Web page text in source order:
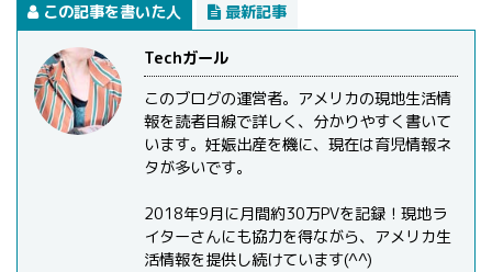
この記事を書いた人 最新記事
Techガール
このブログの運営者。アメリカの現地生活情
報を読者目線で詳しく、分かりやすく書いて
います。妊娠出産を機に、現在は育児情報ネ
タが多いです。
2018年9月に月間約30万PVを記録！現地ラ
イターさんにも協力を得ながら、アメリカ生
活情報を提供し続けています(^^)